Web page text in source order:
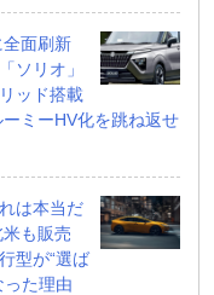
全面刷新
ソリオ」
ッド搭載
ミーHV化を跳ね返せ
は本当だ
も販売
型が“選ば
った理由